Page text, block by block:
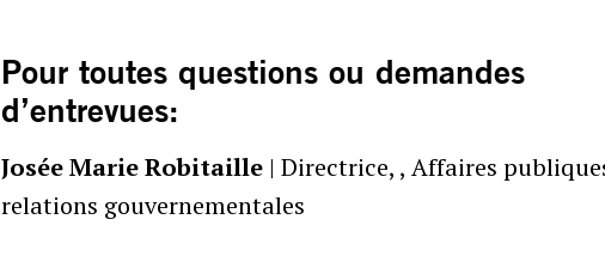
Pour toutes questions ou demandes
d’entrevues:
Josée Marie Robitaille | Directrice, , Affaires
relations gouvernementales